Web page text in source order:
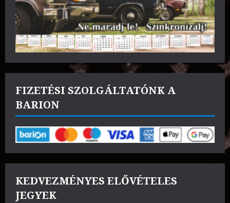
FIZETÉSI SZOLGÁLTATÓNK A
BARION
KEDVEZMÉNYES ELŐVÉTELES
JEGYEK